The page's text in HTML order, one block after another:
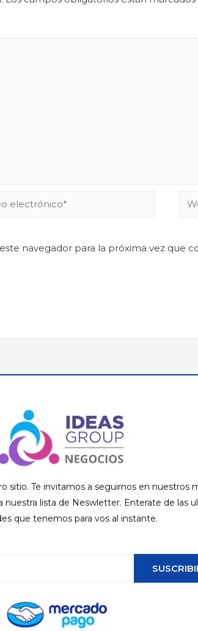
navegador para la próxima vez que
sitio. Te invitamos a seguirnos en nuestros
nuestra lista de Neswletter. Enterate de las
que tenemos para vos al instante.